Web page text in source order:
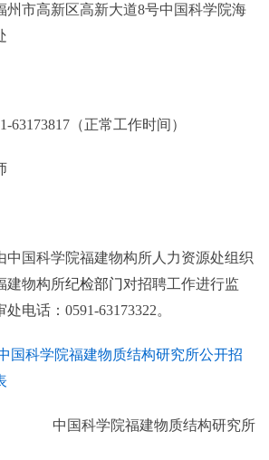
州市高新区高新大道8号中国科学院海
63173817（正常工作时间）
中国科学院福建物构所人力资源处组织
建物构所纪检部门对招聘工作进行监
电话：0591-63173322。
国科学院福建物质结构研究所公开招
中国科学院福建物质结构研究所